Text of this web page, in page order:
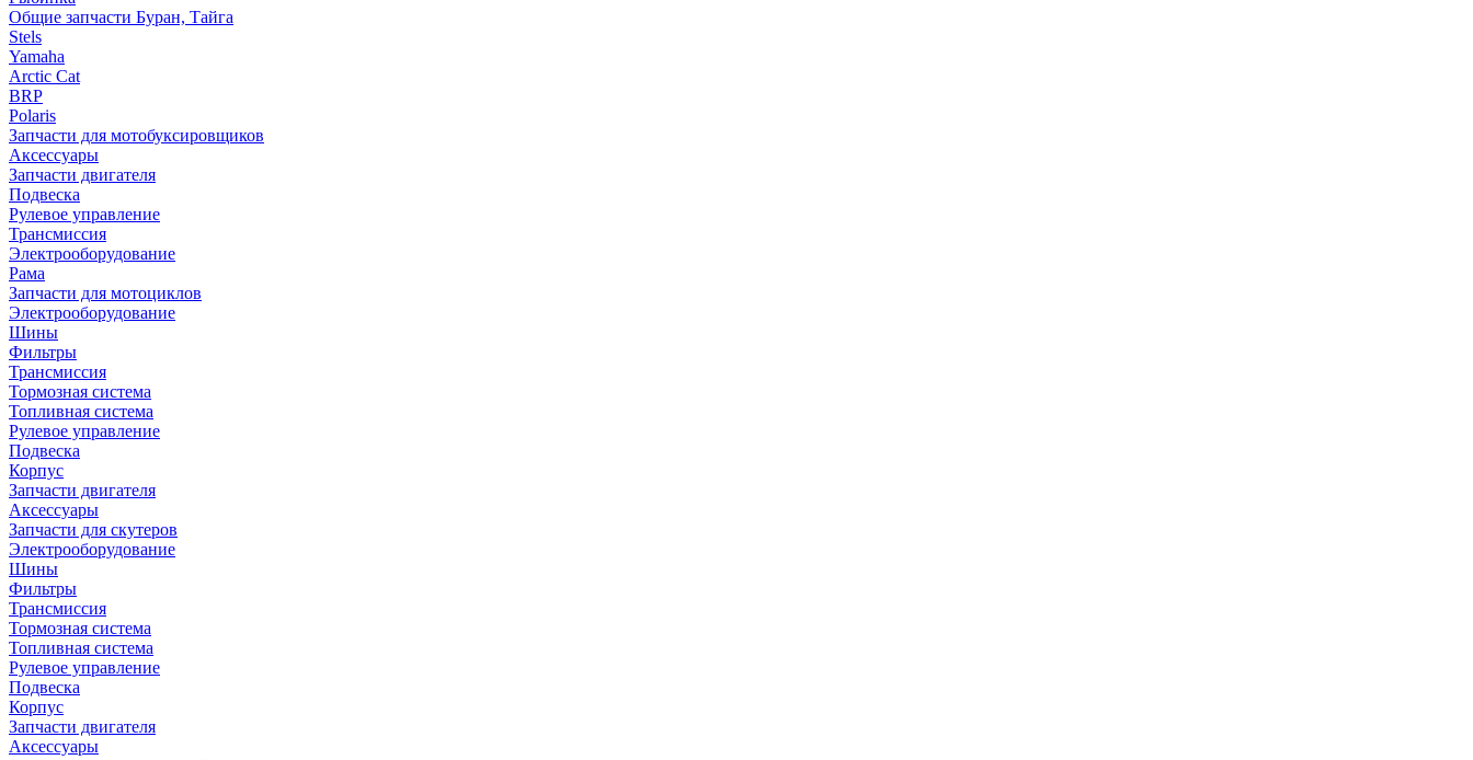
Общие запчасти Буран, Тайга
Stels
Yamaha
Arctic Cat
BRP
Polaris
Запчасти для мотобуксировщиков
Аксессуары
Запчасти двигателя
Подвеска
Рулевое управление
Трансмиссия
Электрооборудование
Рама
Запчасти для мотоциклов
Электрооборудование
Шины
Фильтры
Трансмиссия
Тормозная система
Топливная система
Рулевое управление
Подвеска
Корпус
Запчасти двигателя
Аксессуары
Запчасти для скутеров
Электрооборудование
Шины
Фильтры
Трансмиссия
Тормозная система
Топливная система
Рулевое управление
Подвеска
Корпус
Запчасти двигателя
Аксессуары